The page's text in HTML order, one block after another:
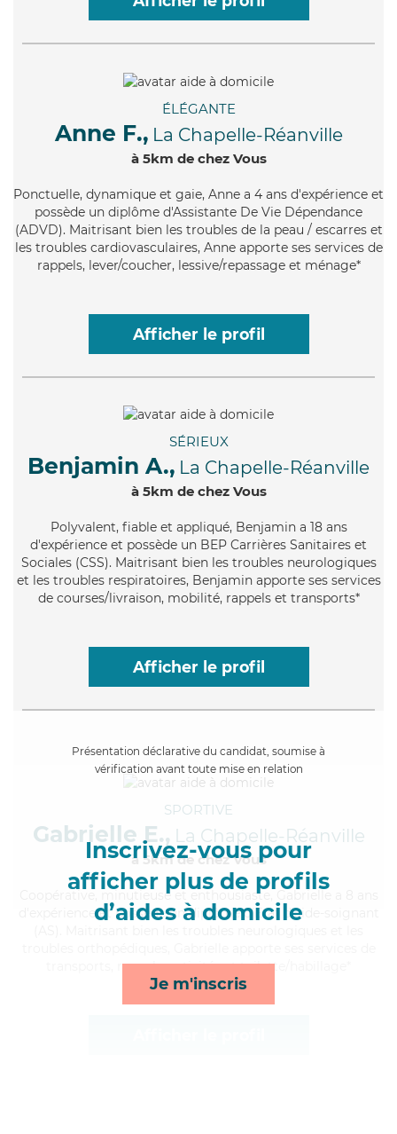
ÉLÉGANTE
Anne F., La Chapelle-Réanville
à 5km de chez Vous
Ponctuelle, dynamique et gaie, Anne a 4 ans d'expérience et
possède un diplôme d'Assistante De Vie Dépendance
(ADVD). Maitrisant bien les troubles de la peau / escarres et
les troubles cardiovasculaires, Anne apporte ses services de
rappels, lever/coucher, lessive/repassage et ménage*
Afficher le profil
SÉRIEUX
Benjamin A., La Chapelle-Réanville
à 5km de chez Vous
Polyvalent, fiable et appliqué, Benjamin a 18 ans
d'expérience et possède un BEP Carrières Sanitaires et
Sociales (CSS). Maitrisant bien les troubles neurologiques
et les troubles respiratoires, Benjamin apporte ses services
de courses/livraison, mobilité, rappels et transports*
Afficher le profil
Présentation déclarative du candidat, soumise à
vérification avant toute mise en relation
Inscrivez-vous pour
afficher plus de profils
d’aides à domicile
Je m'inscris
SPORTIVE
Gabrielle E., La Chapelle-Réanville
à 5km de chez Vous
, minutieuse et enthousiaste, Gabrielle a 8 ans
d'expérience et possède un diplôme d'Etat d'aide-soignant
transports, rappels, activités et toilette/habillage*